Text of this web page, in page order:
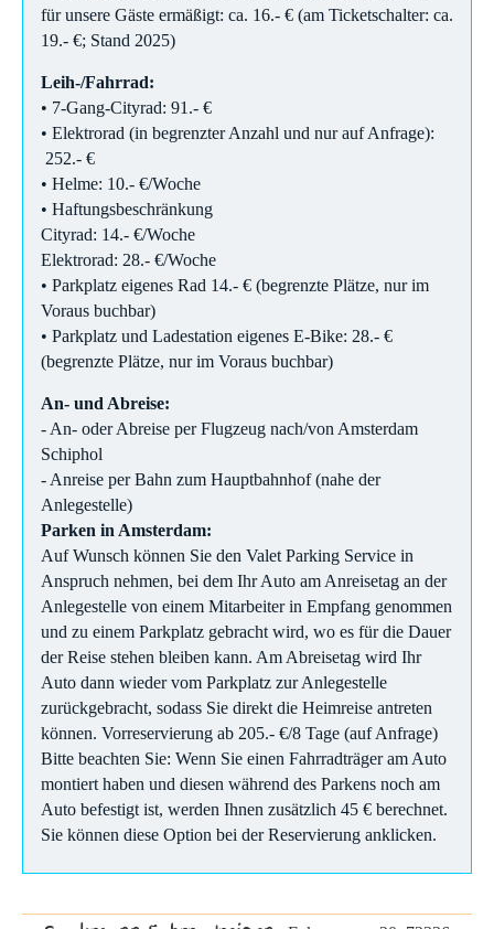
für unsere Gäste ermäßigt: ca. 16.- € (am Ticketschalter: ca.
19.- €; Stand 2025)
Leih-/Fahrrad:
• 7-Gang-Cityrad: 91.- €
• Elektrorad (in begrenzter Anzahl und nur auf Anfrage):
252.- €
• Helme: 10.- €/Woche
• Haftungsbeschränkung
Cityrad: 14.- €/Woche
Elektrorad: 28.- €/Woche
• Parkplatz eigenes Rad 14.- € (begrenzte Plätze, nur im
Voraus buchbar)
• Parkplatz und Ladestation eigenes E-Bike: 28.- €
(begrenzte Plätze, nur im Voraus buchbar)
An- und Abreise:
- An- oder Abreise per Flugzeug nach/von Amsterdam
Schiphol
- Anreise per Bahn zum Hauptbahnhof (nahe der
Anlegestelle)
Parken in Amsterdam:
Auf Wunsch können Sie den Valet Parking Service in
Anspruch nehmen, bei dem Ihr Auto am Anreisetag an der
Anlegestelle von einem Mitarbeiter in Empfang genommen
und zu einem Parkplatz gebracht wird, wo es für die Dauer
der Reise stehen bleiben kann. Am Abreisetag wird Ihr
Auto dann wieder vom Parkplatz zur Anlegestelle
zurückgebracht, sodass Sie direkt die Heimreise antreten
können. Vorreservierung ab 205.- €/8 Tage (auf Anfrage)
Bitte beachten Sie: Wenn Sie einen Fahrradträger am Auto
montiert haben und diesen während des Parkens noch am
Auto befestigt ist, werden Ihnen zusätzlich 45 € berechnet.
Sie können diese Option bei der Reservierung anklicken.